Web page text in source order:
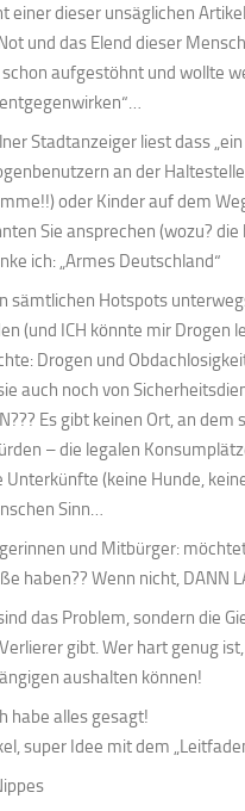
einer dieser unsäglichen
und das Elend dieser
aufgestöhnt und wollte
Stadtanzeiger liest dass
an der
oder Kinder auf dem
Sie ansprechen (wozu?
ich: „Armes Deutschland“
sämtlichen Hotspots
(und ICH könnte mir Drogen
Drogen und
auch noch von
Es gibt keinen Ort, an
– die legalen
Unterkünfte (keine Hunde,
Sinn…
und Mitbürger:
haben?? Wenn nicht, DANN
das Problem, sondern die
gibt. Wer hart genug
aushalten können!
habe alles gesagt!
super Idee mit dem